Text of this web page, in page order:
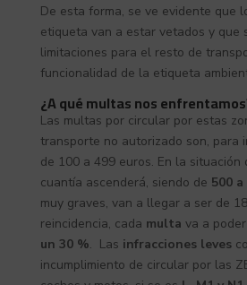
De esta forma, se ve evidente que
etiqueta van a estar vetados y que
limitaciones para el resto de
funcionalidad de la etiqueta
¿A qué multas nos
Las multas por circular por estas
transporte no autorizado son, para
de 100 a 499 euros. En la situación
cuantía ascenderá, siendo de 500
muy graves, van a llegar a ser de
reincidencia, cada multa va a poder
un 30 %. Las infracciones leves
incumplimiento de circular por las